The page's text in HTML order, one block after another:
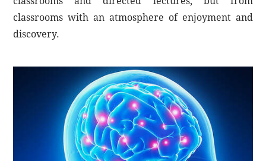
classrooms with an atmosphere of enjoyment and
discovery.